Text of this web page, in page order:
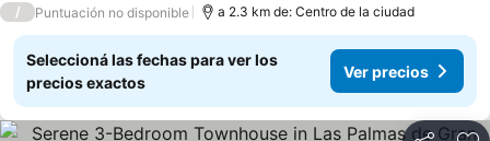
/ Puntuación no disponible a 2.3 km de: Centro de la ciudad
Seleccioná las fechas para ver los
precios exactos
Ver precios